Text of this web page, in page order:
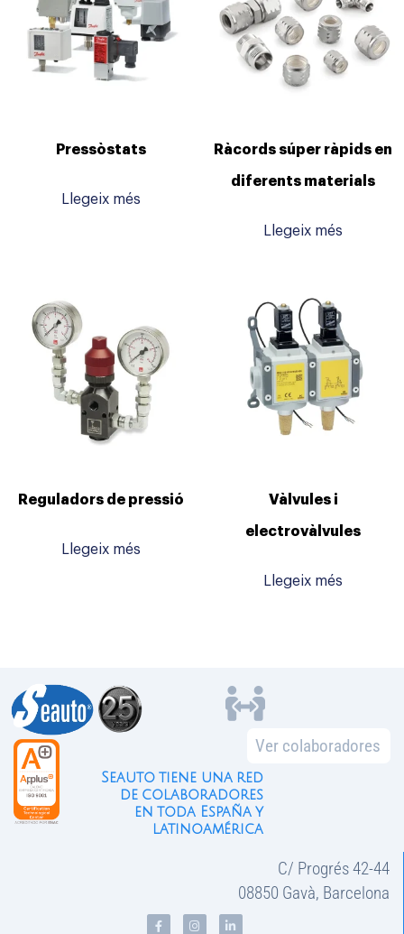
Pressòstats
Llegeix més
Ràcords súper ràpids en
diferents materials
Llegeix més
Reguladors de pressió
Llegeix més
Vàlvules i
electrovàlvules
Llegeix més
Ver colaboradores
Seauto tiene una red
de colaboradores
en toda España y
latinoamérica
C/ Progrés 42-44
08850 Gavà, Barcelona